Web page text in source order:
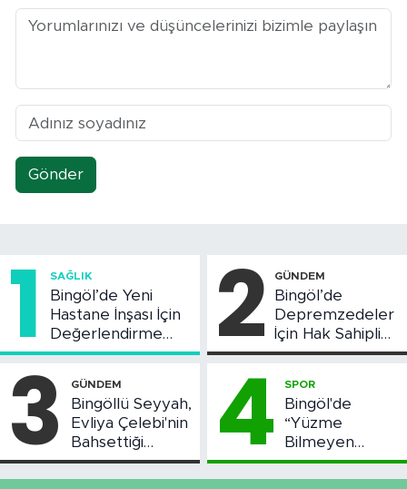
Gönder
1 SAĞLIK
Bingöl’de Yeni
Hastane İnşası İçin
Değerlendirme
Toplantısı Yapıldı
2 GÜNDEM
Bingöl’de
Depremzedeler
İçin Hak Sahipliği
Askı Süreci
3 GÜNDEM
Bingöllü Seyyah,
Evliya Çelebi'nin
Bahsettiği
Bingöl'deki O
Yeri Görüntüledi
4 SPOR
Bingöl'de
“Yüzme
Bilmeyen
Kalmasın”
Projesi Devam